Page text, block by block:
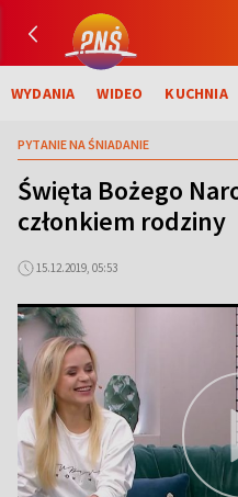
WYDANIA WIDEO KUCHNIA
PYTANIE NA ŚNIADANIE
Święta Bożego
członkiem rodziny
15.12.2019, 05:53